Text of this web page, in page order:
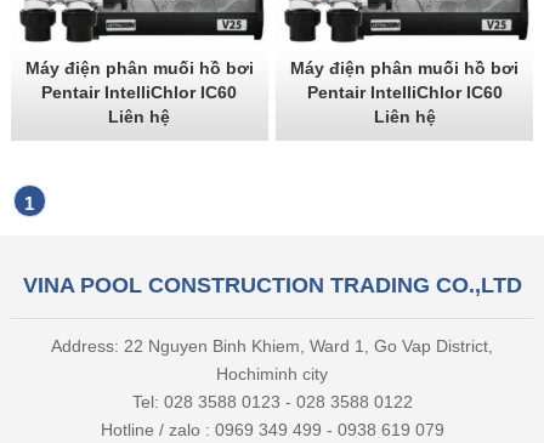
Máy điện phân muối hồ bơi
Pentair IntelliChlor IC60
Liên hệ
Máy điện phân muối hồ bơi
Pentair IntelliChlor IC60
Liên hệ
1
VINA POOL CONSTRUCTION TRADING CO.,LTD
Address: 22 Nguyen Binh Khiem, Ward 1, Go Vap District,
Hochiminh city
Tel: 028 3588 0123 - 028 3588 0122
Hotline / zalo : 0969 349 499 - 0938 619 079